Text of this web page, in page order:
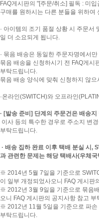
FAQ게시판의 "[주문/취소] 필독 : 미
구매를 원하시는 다른 분들을 위하여
· 아이템의 조기 품절 상황 시 주문서
일 더 소요되게 됩니다.
· 묶음 배송은 동일한 주문자명에서만
묶음 배송을 신청하시기 전 FAQ게시
부탁드립니다.
묶음 배송 양식에 맞춰 신청하지 않
·온라인(SWITCH)와 오프라인
· [발송 준비] 단계의 주문건은 배송
이사 등의 특수한 경우로 주소지 변
부탁드립니다.
· 배송 집하 완료 이후 택배 분실 시,
과 관련한 문제는 해당 택배사(우체
※ 2014년 5월 7일을 기준으로
이 일부 개정되었사오니 FAQ 게시판
※ 2012년 3월 9일을 기준으로 묶음
오니 FAQ 게시판의 공지사항 참고 부
※ 2012년 11월 5일을 기준으로 파손
부탁드립니다.